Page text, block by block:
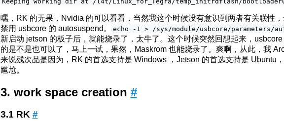
嘿，RK 的无果，Nvidia 的可以看看，当然我这个时候没有意识到两者有关联性
禁用 usbcore 的 autosuspend。
echo -1 > /sys/module/usbcore/parameters/
新启动 jetson 的板子后，就能烧录了，太牛了。这个时候突然回想起来，
的是不是也可以了，马上一试，果然，Maskrom 也能烧录了。爽啊，从此，我
来说残次品是因为，RK 的首选支持是 Windows ，Jetson 的首选支持是 Ubuntu
尴尬。
work space creation #
RK #